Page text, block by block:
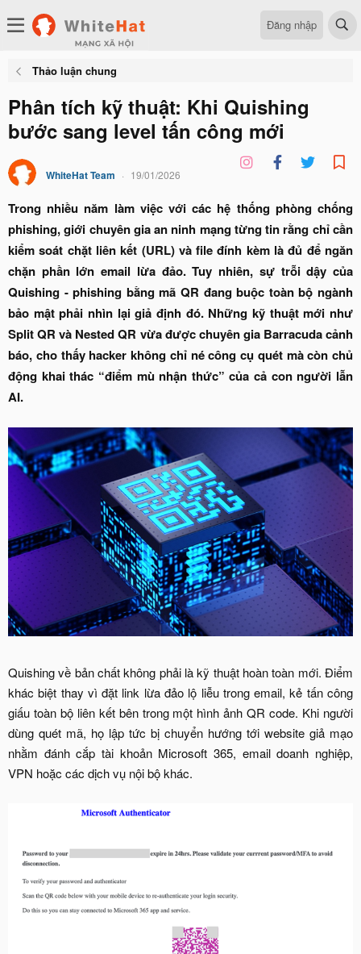
Đăng nhập
Thảo luận chung
Phân tích kỹ thuật: Khi Quishing
bước sang level tấn công mới
WhiteHat Team 19/01/2026
Trong nhiều năm làm việc với các hệ thống phòng chống
phishing, giới chuyên gia an ninh mạng từng tin rằng chỉ cần
kiểm soát chặt liên kết (URL) và file đính kèm là đủ để ngăn
chặn phần lớn email lừa đảo. Tuy nhiên, sự trỗi dậy của
Quishing - phishing bằng mã QR đang buộc toàn bộ ngành
bảo mật phải nhìn lại giả định đó. Những kỹ thuật mới như
Split QR và Nested QR vừa được chuyên gia Barracuda cảnh
báo, cho thấy hacker không chỉ né công cụ quét mà còn chủ
động khai thác “điểm mù nhận thức” của cả con người lẫn
AI.
Quishing về bản chất không phải là kỹ thuật hoàn toàn mới. Điểm
khác biệt thay vì đặt link lừa đảo lộ liễu trong email, kẻ tấn công
giấu toàn bộ liên kết bên trong một hình ảnh QR code. Khi người
dùng quét mã, họ lập tức bị chuyển hướng tới website giả mạo
nhằm đánh cắp tài khoản Microsoft 365, email doanh nghiệp,
VPN hoặc các dịch vụ nội bộ khác.